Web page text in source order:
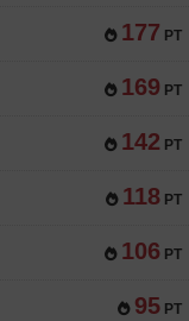
177 PT
169 PT
142 PT
118 PT
106 PT
95 PT